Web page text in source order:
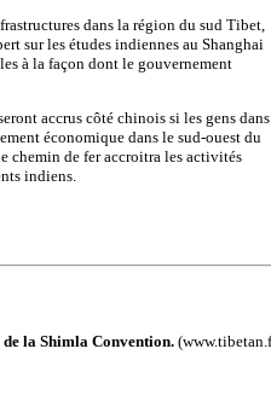
dans la région du sud Tibet,
sur les études indiennes au Shanghai
à la façon dont le gouvernement
accrus côté chinois si les gens dans
économique dans le sud-ouest du
chemin de fer accroitra les activités
indiens.
la Shimla Convention.